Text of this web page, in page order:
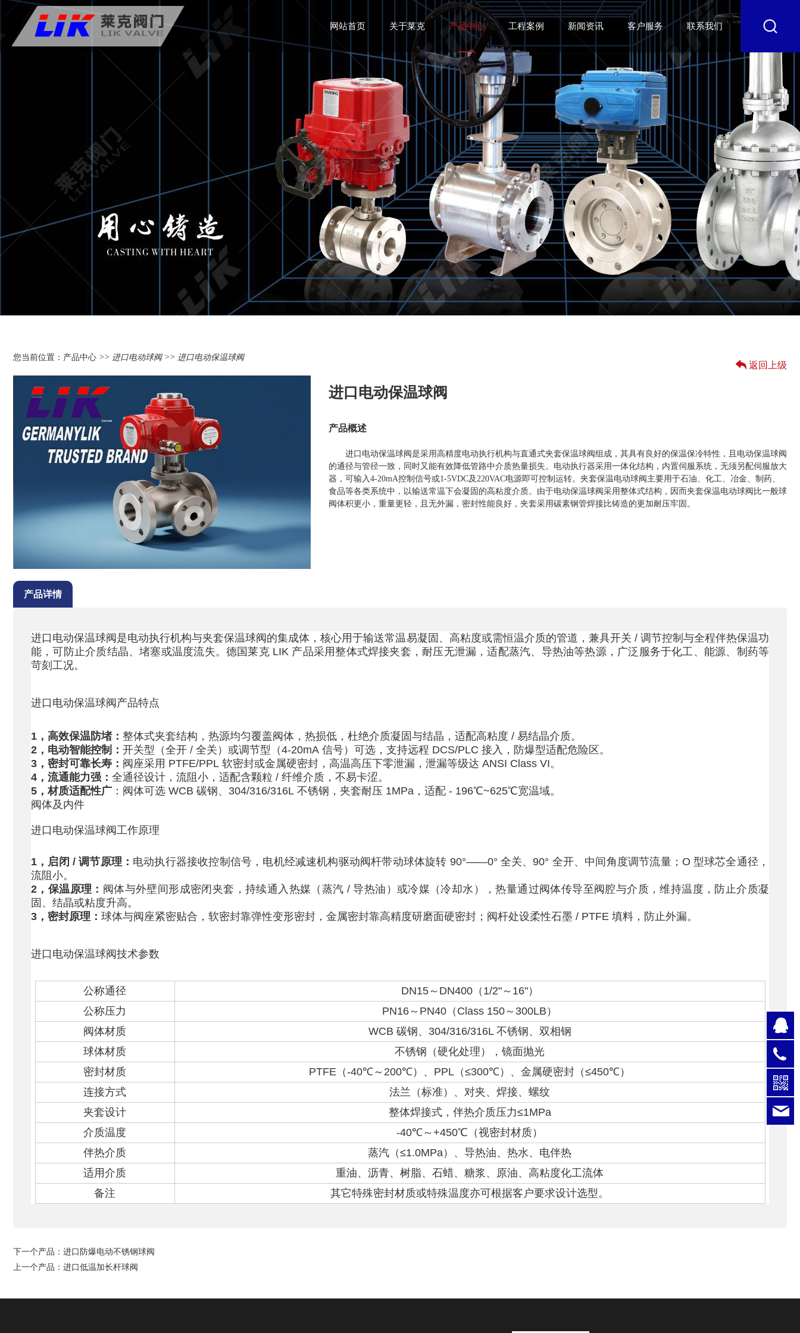
网站首页 关于莱克 产品中心 工程案例 新闻资讯 客户服务 联系我们
您当前位置： 产品中心 >> 进口电动球阀>> 进口电动保温球阀
返回上级
进口电动保温球阀
产品概述
进口电动保温球阀是采用高精度电动执行机构与直通式夹套保温球阀组成，其具有良好的保温保冷特性，且电动保温球阀
的通径与管径一致，同时又能有效降低管路中介质热量损失。电动执行器采用一体化结构，内置伺服系统，无须另配伺服放大
器，可输入4-20mA控制信号或1-5VDC及220VAC电源即可控制运转。夹套保温电动球阀主要用于石油、化工、冶金、制药、
食品等各类系统中，以输送常温下会凝固的高粘度介质。由于电动保温球阀采用整体式结构，因而夹套保温电动球阀比一般球
阀体积更小，重量更轻，且无外漏，密封性能良好，夹套采用碳素钢管焊接比铸造的更加耐压牢固。
产品详情
进口电动保温球阀是电动执行机构与夹套保温球阀的集成体，核心用于输送常温易凝固、高粘度或需恒温介质的管道，兼具开关 / 调节控制与全程伴热保温功
能，可防止介质结晶、堵塞或温度流失。德国莱克LIK 产品采用整体式焊接夹套，耐压无泄漏，适配蒸汽、导热油等热源，广泛服务于化工、能源、制药等
苛刻工况。
进口电动保温球阀 产品特点
1， 高效保温防堵： 整体式夹套结构 ， 热源均匀覆盖阀体，热损低，杜绝介质凝固与结晶，适配高粘度 / 易结晶介质。
2，电动智能控制： 开关型（全开 / 全关）或调节型（4-20mA 信号）可选，支持远程 DCS/PLC 接入，防爆型适配危险区。
3，密封可靠长寿： 阀座采用 PTFE/PPL 软密封或金属硬密封，高温高压下零泄漏，泄漏等级达 ANSI Class VI。
4，流通能力强： 全通径设计，流阻小，适配含颗粒 / 纤维介质，不易卡涩。
5，材质适配性广 ：阀体可选 WCB 碳钢、 304/316/316L 不锈钢，夹套耐压 1MPa ，适配 - 196℃~625℃宽温域。
阀体及内件
进口电动保温球阀工作原理
1，启闭 / 调节原理： 电动执行器接收控制信号，电机经减速机构驱动阀杆带动球体旋转 90°——0° 全关、90° 全开、中间角度调节流量；O 型球芯全通径，
流阻小。
2，保温原理： 阀体与外壁间形成密闭夹套，持续通入热媒（蒸汽 / 导热油）或冷媒（冷却水），热量通过阀体传导至阀腔与介质，维持温度，防止介质凝
固、结晶或粘度升高。
3，密封原理： 球体与阀座紧密贴合，软密封靠弹性变形密封，金属密封靠高精度研磨面硬密封；阀杆处设柔性石墨 / PTFE 填料，防止外漏。
进口电动保温球阀技术参数
公称通径 DN15～ DN400（ 1/2"～ 16"）
公称压力
PN16～ PN40 （ Class 150～ 300LB ）
阀体材质
WCB 碳钢、 304/316/316L 不锈钢、双相钢
球体材质
不锈钢（硬化处理），镜面抛光
密封材质
PTFE （-40℃～ 200℃）、 PPL （≤300℃）、金属硬密封（≤450℃）
连接方式
法兰（标准）、对夹、焊接、螺纹
夹套设计
整体焊接式，伴热介质压力≤1MPa
介质温度
-40℃～ +450℃（视密封材质）
伴热介质
蒸汽（≤1.0MPa）、导热油、热水、电伴热
适用介质
重油、沥青、树脂、石蜡、糖浆、原油、高粘度化工流体
备注
其它特殊密封材质或特殊温度亦可根据客户要求设计选型。
下一个产品： 进口防爆电动不锈钢球阀
上一个产品： 进口低温加长杆球阀